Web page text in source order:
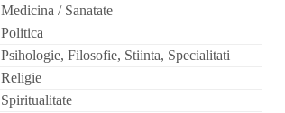
Medicina / Sanatate
Politica
Psihologie, Filosofie, Stiinta, Specialitati
Religie
Spiritualitate